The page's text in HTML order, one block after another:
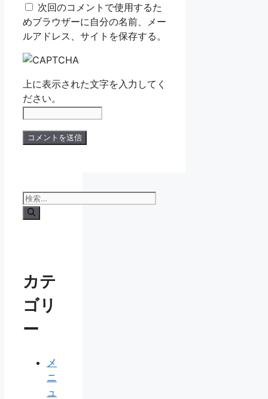
ト 次回のコメントで使用するた
めブラウザーに自分の名前、メー
ルアドレス、サイトを保存する。
上に表示された文字を入力してく
ださい。
検
索:
カテ
ゴリ
ー
メ
ニ
ュ